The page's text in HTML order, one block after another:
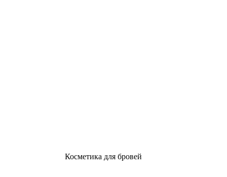
Косметика для бровей